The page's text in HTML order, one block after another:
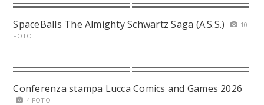
SpaceBalls The Almighty Schwartz Saga (A.S.S.)
10
FOTO
Conferenza stampa Lucca Comics and Games 2026
4 FOTO